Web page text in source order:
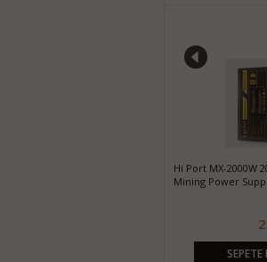
Hi Port MX-2000W
Mining Power
SEPETE